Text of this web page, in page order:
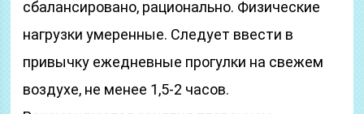
сбалансировано, рационально. Физические
нагрузки умеренные. Следует ввести в
привычку ежедневные прогулки на свежем
воздухе, не менее 1,5-2 часов.